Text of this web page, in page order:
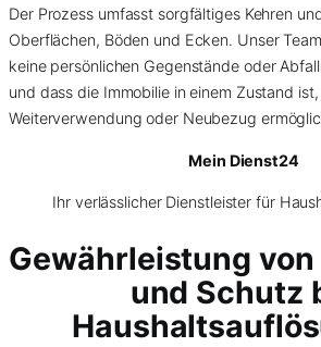
Der Prozess umfasst sorgfältiges Kehren
Oberflächen, Böden und Ecken. Unser
keine persönlichen Gegenstände oder
und dass die Immobilie in einem Zustand
Weiterverwendung oder Neubezug
Mein Dienst24
Ihr verlässlicher Dienstleister für
Gewährleistung
und Schutz